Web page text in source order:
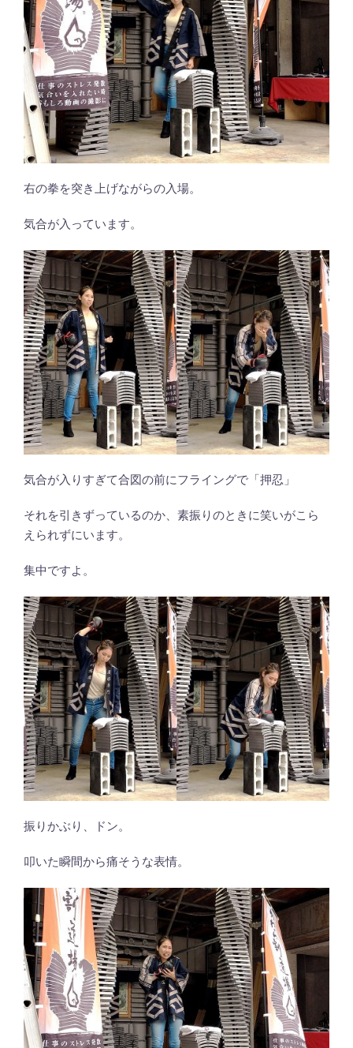
右の拳を突き上げながらの入場。
気合が入っています。
気合が入りすぎて合図の前にフライングで「押忍」
それを引きずっているのか、素振りのときに笑いがこら
えられずにいます。
集中ですよ。
振りかぶり、ドン。
叩いた瞬間から痛そうな表情。